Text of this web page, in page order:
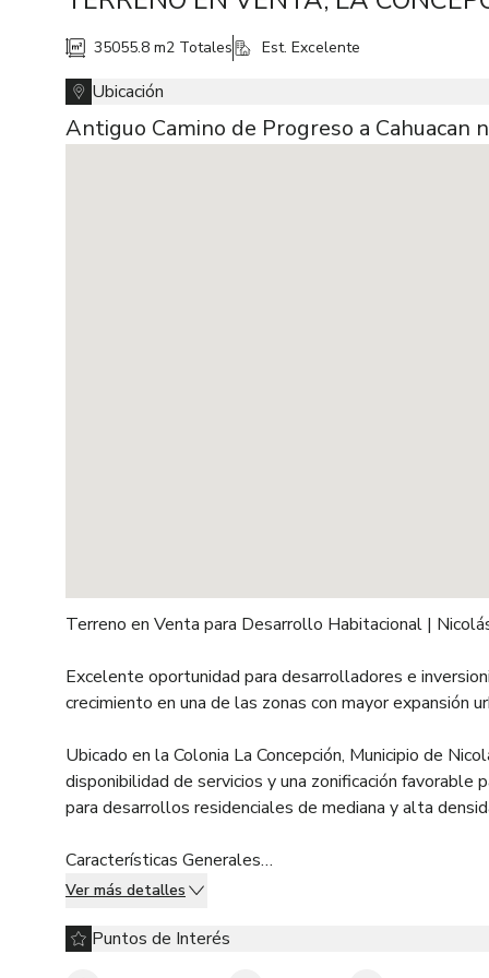
35055.8 m2 Totales Est. Excelente
Ubicación
Antiguo Camino de Progreso a Cahuacan
Terreno en Venta para Desarrollo Habitacional |
Excelente oportunidad para desarrolladores e
crecimiento en una de las zonas con mayor expansión
Ubicado en la Colonia La Concepción, Municipio de
disponibilidad de servicios y una zonificación favorable
para desarrollos residenciales de mediana y alta
Características Generales
Superficie total: 35,050.80 m²
Documentación en regla
Ver más detalles
Puntos de Interés